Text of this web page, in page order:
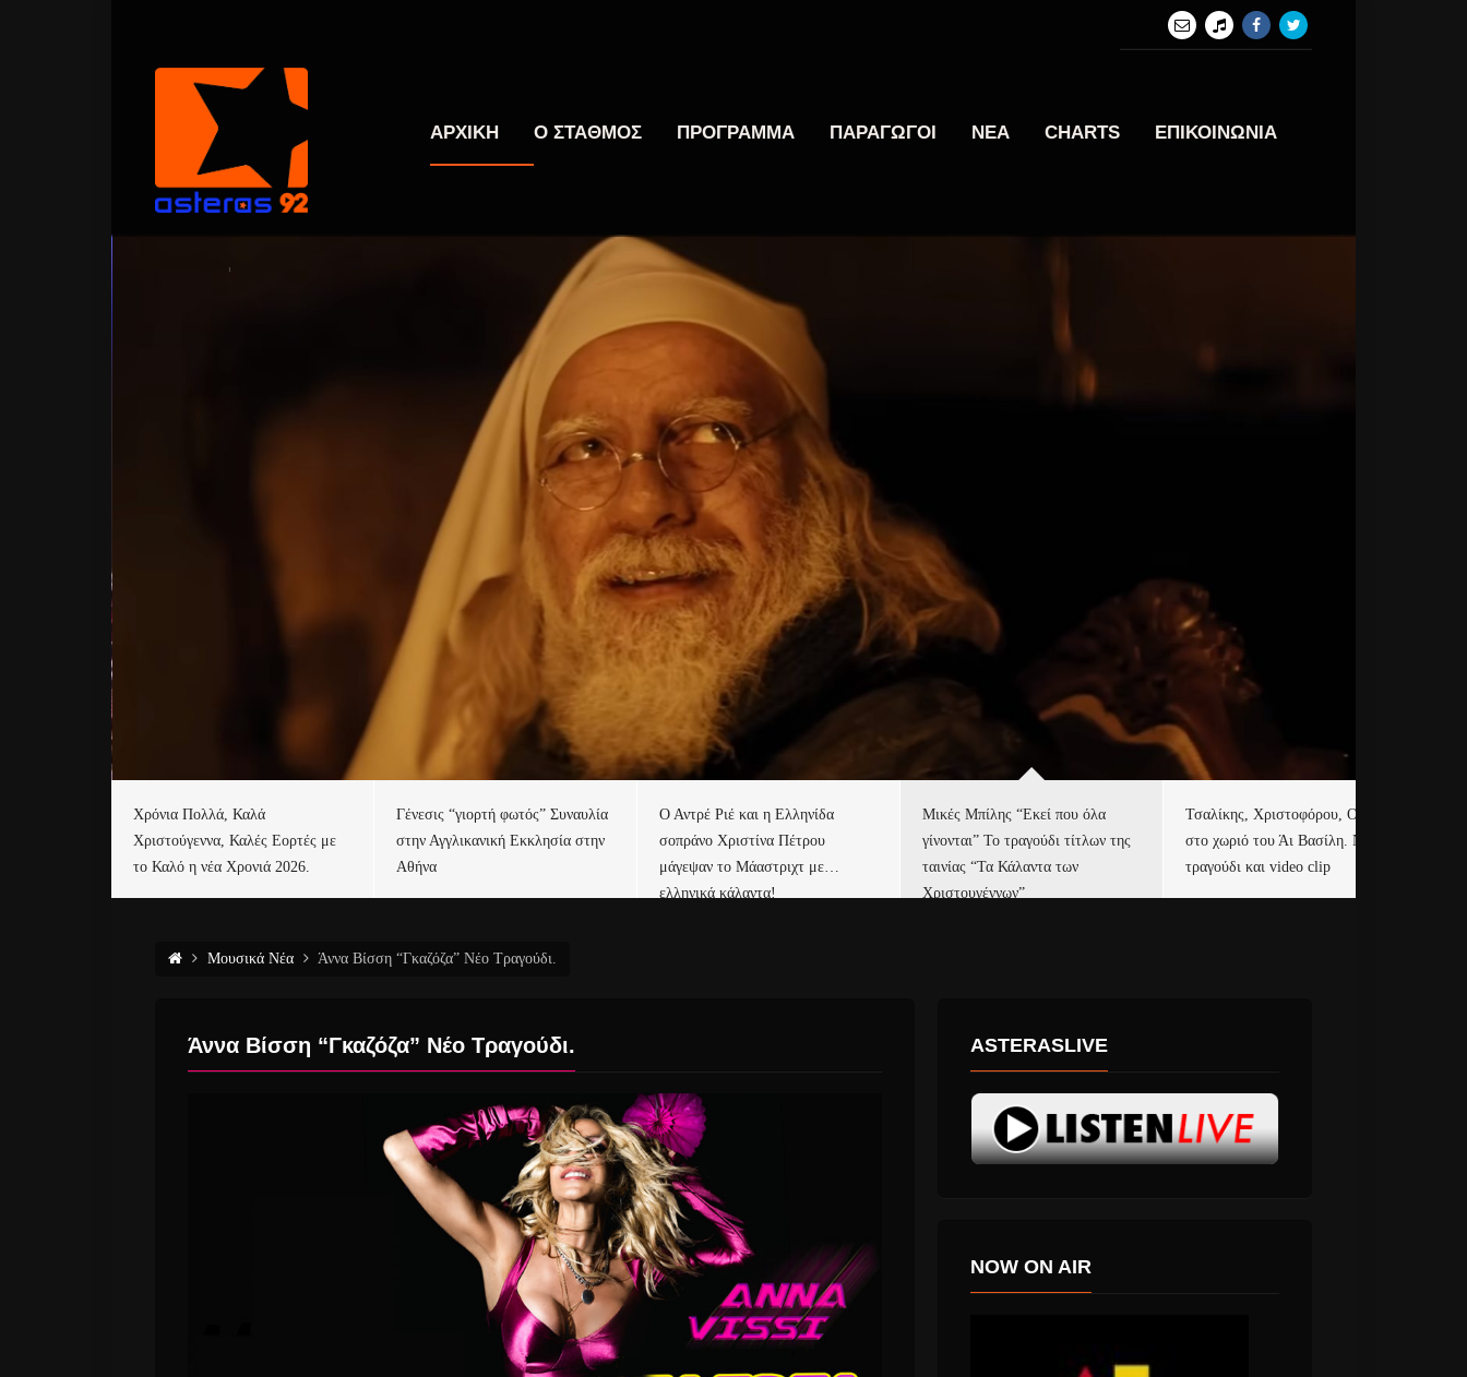
ΑΡΧΙΚΗ Ο ΣΤΑΘΜΟΣ ΠΡΟΓΡΑΜΜΑ ΠΑΡΑΓΩΓΟΙ ΝΕΑ CHARTS ΕΠΙΚΟΙΝΩΝΙΑ
Χρόνια Πολλά, Καλά
Χριστούγεννα, Καλές Εορτές με
το Καλό η νέα Χρονιά 2026.
Γένεσις “γιορτή φωτός” Συναυλία
στην Αγγλικανική Εκκλησία στην
Αθήνα
Ο Αντρέ Ριέ και η Ελληνίδα
σοπράνο Χριστίνα Πέτρου
μάγεψαν το Μάαστριχτ με…
ελληνικά κάλαντα!
Μικές Μπίλης “Εκεί που όλα
γίνονται” Το τραγούδι τίτλων της
ταινίας “Τα Κάλαντα των
Χριστουγέννων”
Τσαλίκης, Χριστοφόρου, ONE
στο χωριό του Άι Βασίλη. Νέο
τραγούδι και video clip
Μουσικά Νέα Άννα Βίσση “Γκαζόζα” Νέο Τραγούδι.
Άννα Βίσση “Γκαζόζα” Νέο Τραγούδι. ASTERASLIVE
NOW ON AIR